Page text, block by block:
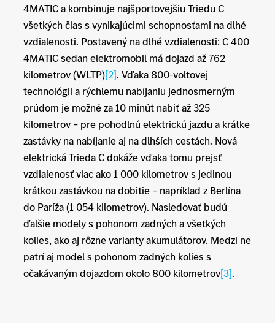
4MATIC a kombinuje najšportovejšiu Triedu C
všetkých čias s vynikajúcimi schopnosťami na dlhé
vzdialenosti. Postavený na dlhé vzdialenosti: C 400
4MATIC sedan elektromobil má dojazd až 762
kilometrov (WLTP)[2]. Vďaka 800-voltovej
technológii a rýchlemu nabíjaniu jednosmerným
prúdom je možné za 10 minút nabiť až 325
kilometrov – pre pohodlnú elektrickú jazdu a krátke
zastávky na nabíjanie aj na dlhších cestách. Nová
elektrická Trieda C dokáže vďaka tomu prejsť
vzdialenosť viac ako 1 000 kilometrov s jedinou
krátkou zastávkou na dobitie – napríklad z Berlína
do Paríža (1 054 kilometrov). Nasledovať budú
ďalšie modely s pohonom zadných a všetkých
kolies, ako aj rôzne varianty akumulátorov. Medzi ne
patrí aj model s pohonom zadných kolies s
očakávaným dojazdom okolo 800 kilometrov[3].